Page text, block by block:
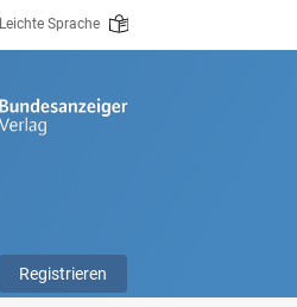
Leichte Sprache
Registrieren